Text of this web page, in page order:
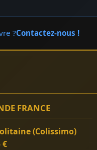
?Contactez-nous !
FRANCE
(Colissimo)
€